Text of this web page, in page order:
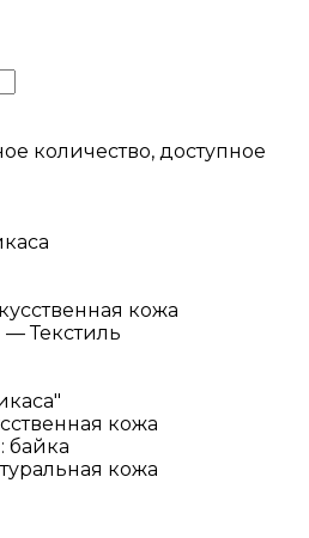
количество, доступное
кожа
— Текстиль
кожа
байка
кожа